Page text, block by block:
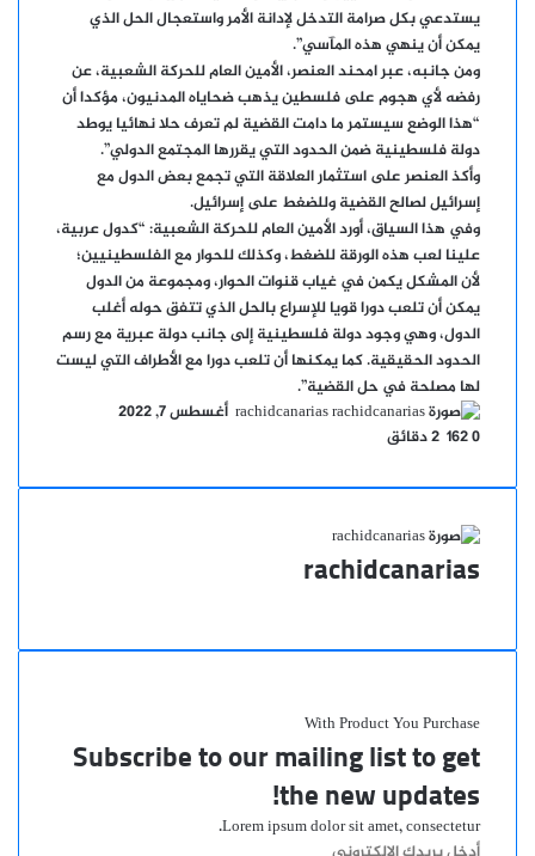
يستدعي بكل صرامة التدخل لإدانة الأمر واستعجال الحل الذي
يمكن أن ينهي هذه المآسي”.
ومن جانبه، عبر امحند العنصر، الأمين العام للحركة الشعبية، عن
رفضه لأي هجوم على فلسطين يذهب ضحاياه المدنيون، مؤكدا أن
“هذا الوضع سيستمر ما دامت القضية لم تعرف حلا نهائيا يوطد
دولة فلسطينية ضمن الحدود التي يقررها المجتمع الدولي”.
وأكذ العنصر على استثمار العلاقة التي تجمع بعض الدول مع
إسرائيل لصالح القضية وللضغط على إسرائيل.
وفي هذا السياق، أورد الأمين العام للحركة الشعبية: “كدول عربية،
علينا لعب هذه الورقة للضغط، وكذلك للحوار مع الفلسطينيين؛
لأن المشكل يكمن في غياب قنوات الحوار، ومجموعة من الدول
يمكن أن تلعب دورا قويا للإسراع بالحل الذي تتفق حوله أغلب
الدول، وهي وجود دولة فلسطينية إلى جانب دولة عبرية مع رسم
الحدود الحقيقية. كما يمكنها أن تلعب دورا مع الأطراف التي ليست
لها مصلحة في حل القضية”.
rachidcanarias أرسل
أغسطس 7, 2022
0
rachidcanarias
With Product You Purchase
Subscribe to our mailing list to get
the new updates!
Lorem ipsum dolor sit amet, consectetur.